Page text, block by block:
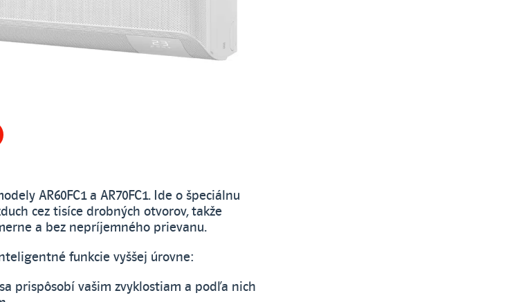
AR60FC1 a AR70FC1. Ide o špeciálnu
cez tisíce drobných otvorov, takže
a bez nepríjemného prievanu.
funkcie vyššej úrovne:
prispôsobí vašim zvyklostiam a podľa nich